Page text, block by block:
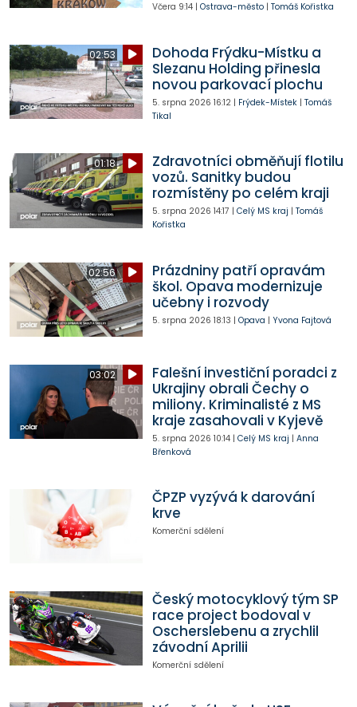
Včera 9:14| Ostrava-město| Tomáš Kořistka
02:53
Dohoda Frýdku-Místku a
Slezanu Holding přinesla
novou parkovací plochu
5. srpna 2026 16:12| Frýdek-Místek| Tomáš
Tikal
01:18
Zdravotníci obměňují flotilu
vozů. Sanitky budou
rozmístěny po celém kraji
5. srpna 2026 14:17 | Celý MS kraj | Tomáš
Kořistka
02:56
Prázdniny patří opravám
škol. Opava modernizuje
učebny i rozvody
5. srpna 2026 18:13 | Opava | Yvona Fajtová
03:02
Falešní investiční poradci z
Ukrajiny obrali Čechy o
miliony. Kriminalisté z MS
kraje zasahovali v Kyjevě
5. srpna 2026 10:14| Celý MS kraj | Anna
Břenková
ČPZP vyzývá k darování
krve
Komerční sdělení
Český motocyklový tým SP
race project bodoval v
Oscherslebenu a zrychlil
závodní Aprilii
Komerční sdělení